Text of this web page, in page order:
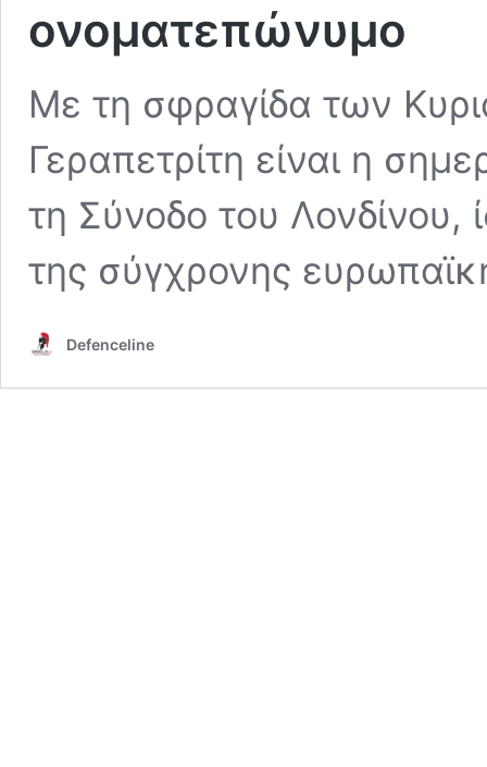
ονοματεπώνυμο
Με τη σφραγίδα των
Γεραπετρίτη είναι η
τη Σύνοδο του Λονδίνου,
της σύγχρονης
Defenceline